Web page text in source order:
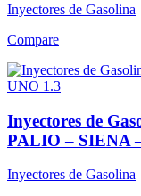
Inyectores de Gasolina
Compare
Inyectores de
PALIO – SIENA
Inyectores de Gasolina